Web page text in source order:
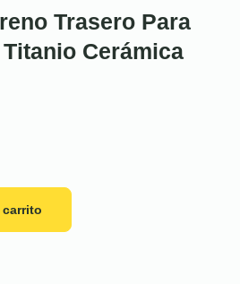
Trasero Para
Cerámica